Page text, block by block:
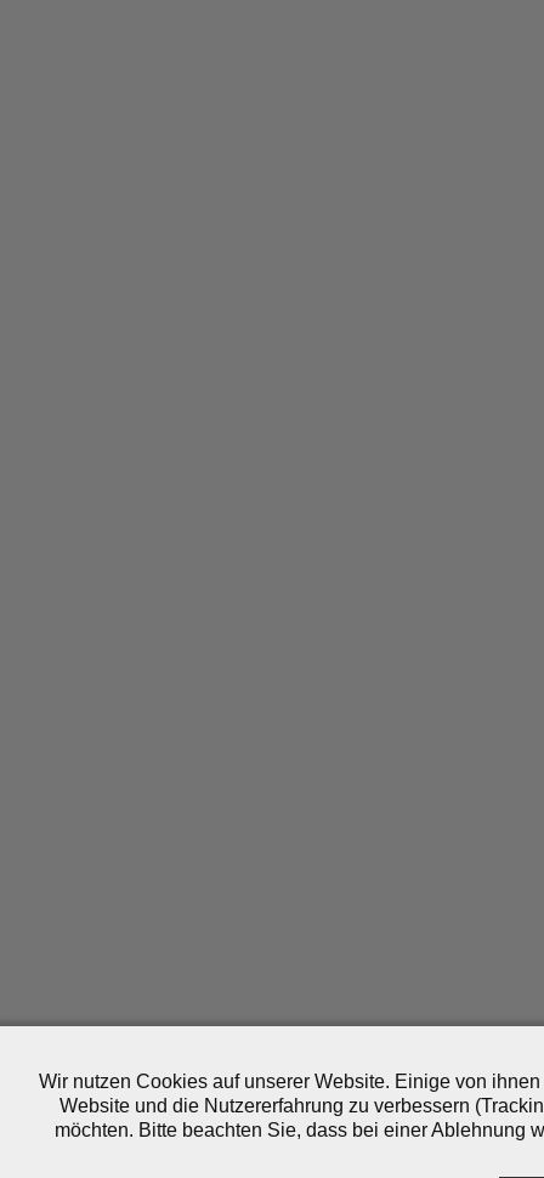
Wir nutzen Cookies auf unserer Website. Einige von
Website und die Nutzererfahrung zu verbessern
möchten. Bitte beachten Sie, dass bei einer Ablehnung